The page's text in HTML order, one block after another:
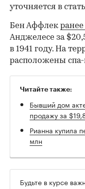
уточняется в
00:00 /
Бен Аффлек
Анджелесе за
в 1941 году. На
расположены
Читайте также:
Бывший дом
продажу за
Рианна купила
млн
Будьте в курсе